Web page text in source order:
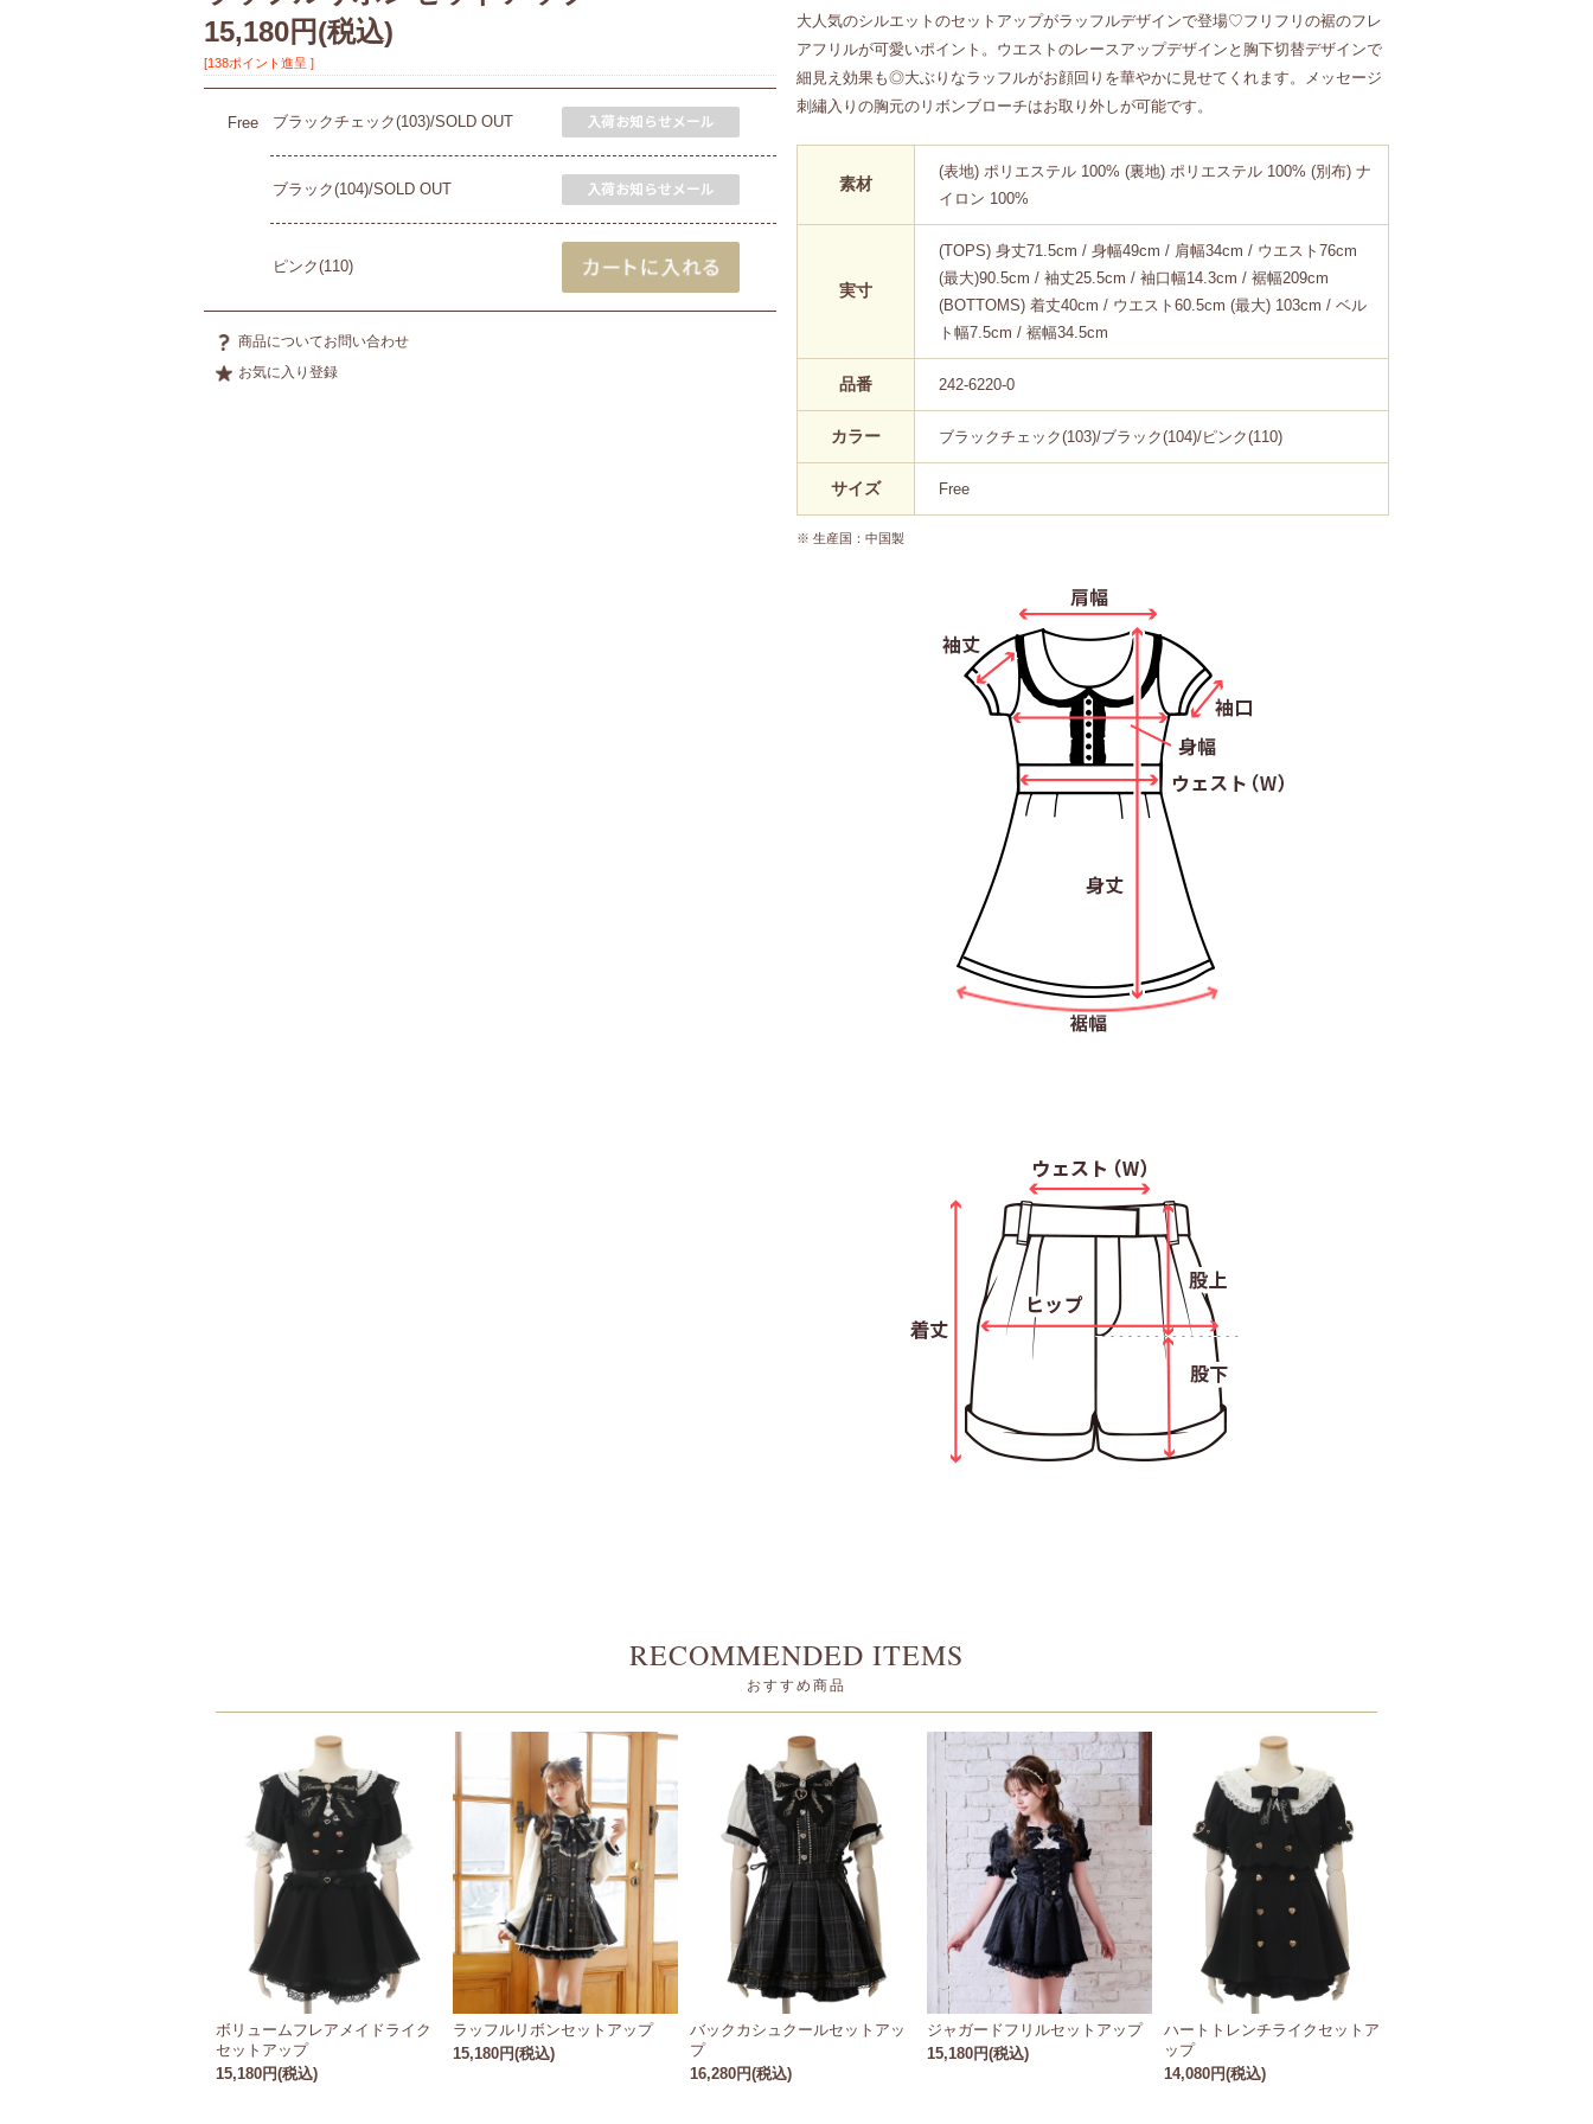
大人気のシルエットのセットアップがラッフルデザインで登場♡フリフリの裾のフレ
アフリルが可愛いポイント。ウエストのレースアップデザインと胸下切替デザインで
細見え効果も◎大ぶりなラッフルがお顔回りを華やかに見せてくれます。メッセージ
刺繡入りの胸元のリボンブローチはお取り外しが可能です。
素材
(表地) ポリエステル 100% (裏地) ポリエステル 100% (別布) ナ
イロン 100%
実寸
(TOPS) 身丈71.5cm / 身幅49cm / 肩幅34cm / ウエスト76cm
(最大)90.5cm / 袖丈25.5cm / 袖口幅14.3cm / 裾幅209cm
(BOTTOMS) 着丈40cm / ウエスト60.5cm (最大) 103cm / ベル
ト幅7.5cm / 裾幅34.5cm
品番 242-6220-0
カラー ブラックチェック(103)/ブラック(104)/ピンク(110)
サイズ Free
※ 生産国：中国製
15,180円(税込)
[138ポイント進呈 ]
Free ブラックチェック(103)/SOLD OUT
ブラック(104)/SOLD OUT
ピンク(110)
RECOMMENDED ITEMS
おすすめ商品
ボリュームフレアメイドライク
セットアップ
15,180円(税込)
ラッフルリボンセットアップ
15,180円(税込)
バックカシュクールセットアッ
プ
16,280円(税込)
ジャガードフリルセットアップ
15,180円(税込)
ハートトレンチライクセットア
ップ
14,080円(税込)